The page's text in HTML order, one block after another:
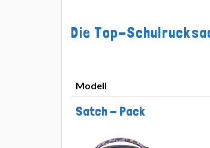
Die Top-
Modell
Satch - Pack